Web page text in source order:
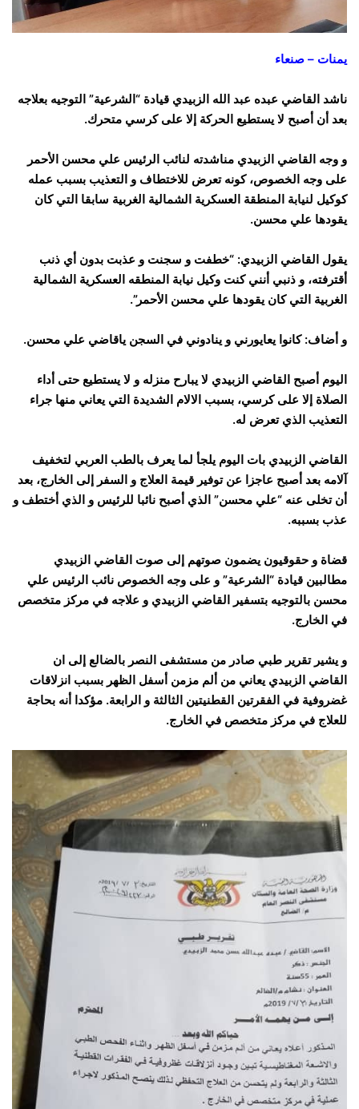
يمنات – صنعاء
ناشد القاضي عبده عبد الله الزبيدي قيادة “الشرعية” التوجيه بعلاجه
بعد أن أصبح لا يستطيع الحركة إلا على كرسي متحرك.
و وجه القاضي الزبيدي مناشدته لنائب الرئيس علي محسن الأحمر
على وجه الخصوص، كونه تعرض للاختطاف و التعذيب بسبب عمله
كوكيل لنيابة المنطقة العسكرية الشمالية الغربية سابقا التي كان
يقودها علي محسن.
يقول القاضي الزبيدي: “خطفت و سجنت و عذبت بدون أي ذنب
أقترفته، و ذنبي أنني كنت وكيل نيابة المنطقه العسكرية الشمالية
الغربية التي كان يقودها علي محسن الأحمر”.
و أضاف: كانوا يعايورني و ينادوني في السجن ياقاضي علي محسن.
اليوم أصبح القاضي الزبيدي لا يبارح منزله و لا يستطيع حتى أداء
الصلاة إلا على كرسي، بسبب الالام الشديدة التي يعاني منها جراء
التعذيب الذي تعرض له.
القاضي الزبيدي بات اليوم يلجأ لما يعرف بالطب العربي لتخفيف
آلامه بعد أصبح عاجزا عن توفير قيمة العلاج و السفر إلى الخارج، بعد
أن تخلى عنه “علي محسن” الذي أصبح نائبا للرئيس و الذي أختطف و
عذب بسببه.
قضاة و حقوقيون يضمون صوتهم إلى صوت القاضي الزبيدي
مطالبين قيادة “الشرعية” و على وجه الخصوص نائب الرئيس علي
محسن بالتوجيه بتسفير القاضي الزبيدي و علاجه في مركز متخصص
في الخارج.
و يشير تقرير طبي صادر من مستشفى النصر بالضالع إلى ان
القاضي الزبيدي يعاني من ألم مزمن أسفل الظهر بسبب انزلاقات
غضروفية في الفقرتين القطنيتين الثالثة و الرابعة. مؤكدا أنه بحاجة
للعلاج في مركز متخصص في الخارج.